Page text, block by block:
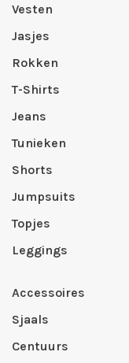
Vesten
Jasjes
Rokken
T-Shirts
Jeans
Tunieken
Shorts
Jumpsuits
Topjes
Leggings
Accessoires
Sjaals
Centuurs